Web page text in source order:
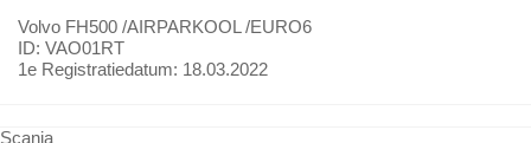
Volvo FH500 /AIRPARKOOL /EURO6
ID: VAO01RT
1e Registratiedatum: 18.03.2022
Scania